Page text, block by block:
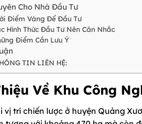
Cho Nhà Đầu Tư
Điểm Vàng Để Đầu Tư
Hình Thức Đầu Tư Nên Cân Nhắc
Điểm Cần Lưu Ý
TIN LIÊN HỆ:
Về Khu Công
vị trí chiến lược ở huyện Quảng